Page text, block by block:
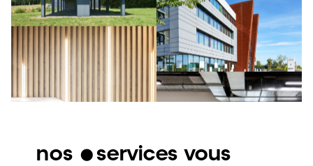
nos • services vous